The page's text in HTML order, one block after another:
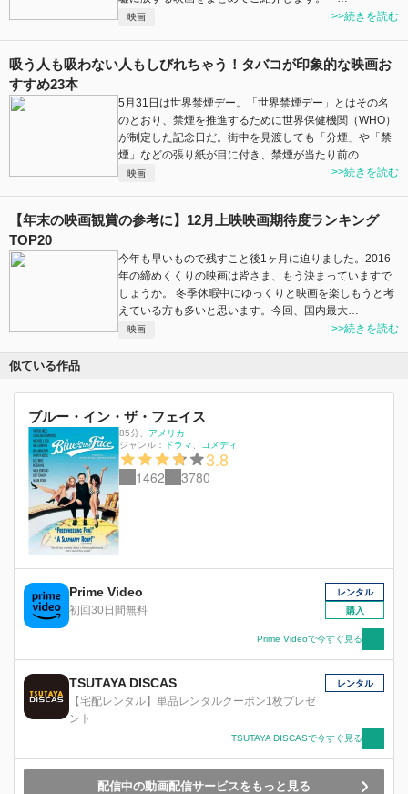
映画 >>続きを読む
吸う人も吸わない人もしびれちゃう！タバコが印象的な映画お
すすめ23本
5月31日は世界禁煙デー。「世界禁煙デー」とはその名
のとおり、禁煙を推進するために世界保健機関（WHO）
が制定した記念日だ。街中を見渡しても「分煙」や「禁
煙」などの張り紙が目に付き、禁煙が当たり前の…
映画 >>続きを読む
【年末の映画観賞の参考に】12月上映映画期待度ランキング
TOP20
今年も早いもので残すこと後1ヶ月に迫りました。2016
年の締めくくりの映画は皆さま、もう決まっていますで
しょうか。 冬季休暇中にゆっくりと映画を楽しもうと考
えている方も多いと思います。今回、国内最大…
映画 >>続きを読む
似ている作品
ブルー・イン・ザ・フェイス
85分
アメリカ
ジャンル：
ドラマ コメディ
3.8
1462 3780
Prime Video
初回30日間無料
レンタル
購入
Prime Videoで今すぐ見る
TSUTAYA DISCAS
【宅配レンタル】単品レンタルクーポン1枚プレゼ
ント
レンタル
TSUTAYA DISCASで今すぐ見る
配信中の動画配信サービスをもっと見る